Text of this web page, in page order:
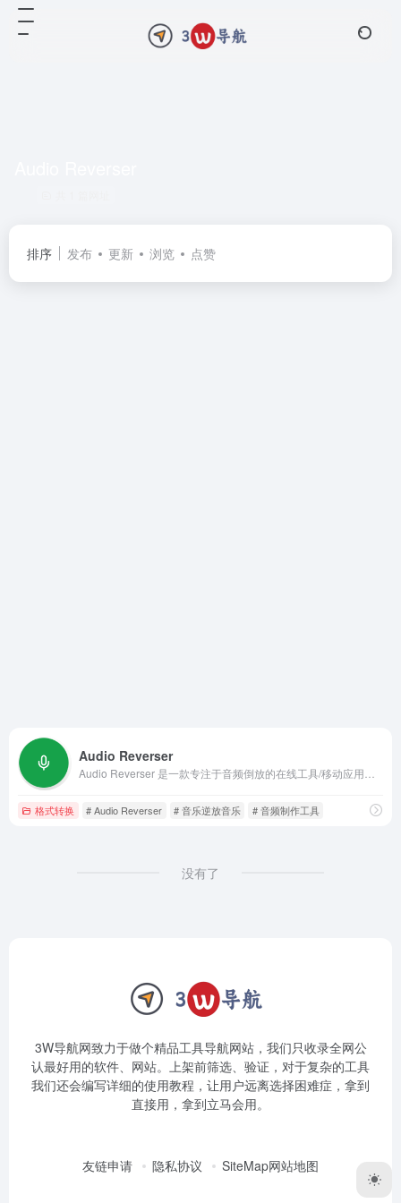
排序 发布 更新 浏览 点赞
Audio Reverser
格式转换 # Audio Reverser # 音乐逆放音乐 # 音频制作工具
没有了
3W导航网致力于做个精品工具导航网站，我们只收录全网公
认最好用的软件、网站。上架前筛选、验证，对于复杂的工具
我们还会编写详细的使用教程，让用户远离选择困难症，拿到
直接用，拿到立马会用。
友链申请 隐私协议 SiteMap网站地图